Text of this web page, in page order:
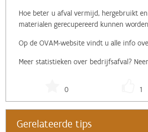
Hoe beter u afval vermijd, hergebruikt
materialen gerecupereerd kunnen
Op de OVAM-website vindt u alle info
Meer statistieken over bedrijfsafval?
0 1
Gerelateerde tips